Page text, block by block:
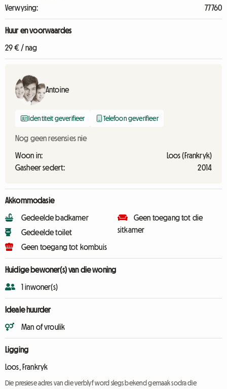
Verwysing:
77760
Huur en voorwaardes
29 € / nag
Antoine
Identiteit geverifieer Telefoon geverifieer
Nog geen resensies nie
Woon in:
Loos (Frankryk)
Gasheer sedert:
2014
Akkommodasie
Gedeelde badkamer
Gedeelde toilet
Geen toegang tot kombuis
Geen toegang tot die
sitkamer
Huidige bewoner(s) van die woning
1 inwoner(s)
Ideale huurder
Man of vroulik
Ligging
Loos, Frankryk
Die presiese adres van die verblyf word slegs bekend gemaak sodra die